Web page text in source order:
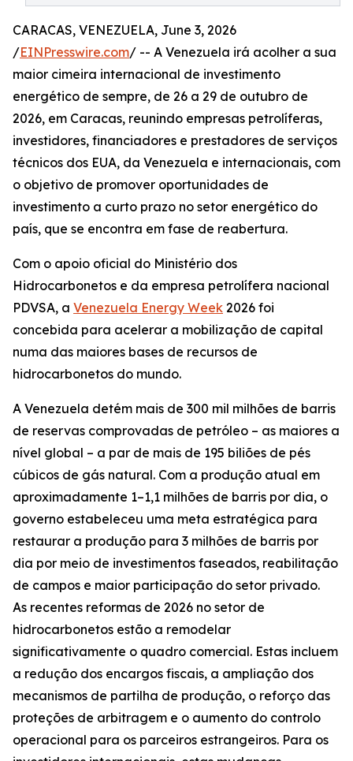
CARACAS, VENEZUELA, June 3, 2026
/EINPresswire.com/ -- A Venezuela irá acolher a sua
maior cimeira internacional de investimento
energético de sempre, de 26 a 29 de outubro de
2026, em Caracas, reunindo empresas petrolíferas,
investidores, financiadores e prestadores de serviços
técnicos dos EUA, da Venezuela e internacionais, com
o objetivo de promover oportunidades de
investimento a curto prazo no setor energético do
país, que se encontra em fase de reabertura.
Com o apoio oficial do Ministério dos
Hidrocarbonetos e da empresa petrolífera nacional
PDVSA, a Venezuela Energy Week 2026 foi
concebida para acelerar a mobilização de capital
numa das maiores bases de recursos de
hidrocarbonetos do mundo.
A Venezuela detém mais de 300 mil milhões de barris
de reservas comprovadas de petróleo – as maiores a
nível global – a par de mais de 195 biliões de pés
cúbicos de gás natural. Com a produção atual em
aproximadamente 1–1,1 milhões de barris por dia, o
governo estabeleceu uma meta estratégica para
restaurar a produção para 3 milhões de barris por
dia por meio de investimentos faseados, reabilitação
de campos e maior participação do setor privado.
As recentes reformas de 2026 no setor de
hidrocarbonetos estão a remodelar
significativamente o quadro comercial. Estas incluem
a redução dos encargos fiscais, a ampliação dos
mecanismos de partilha de produção, o reforço das
proteções de arbitragem e o aumento do controlo
operacional para os parceiros estrangeiros. Para os